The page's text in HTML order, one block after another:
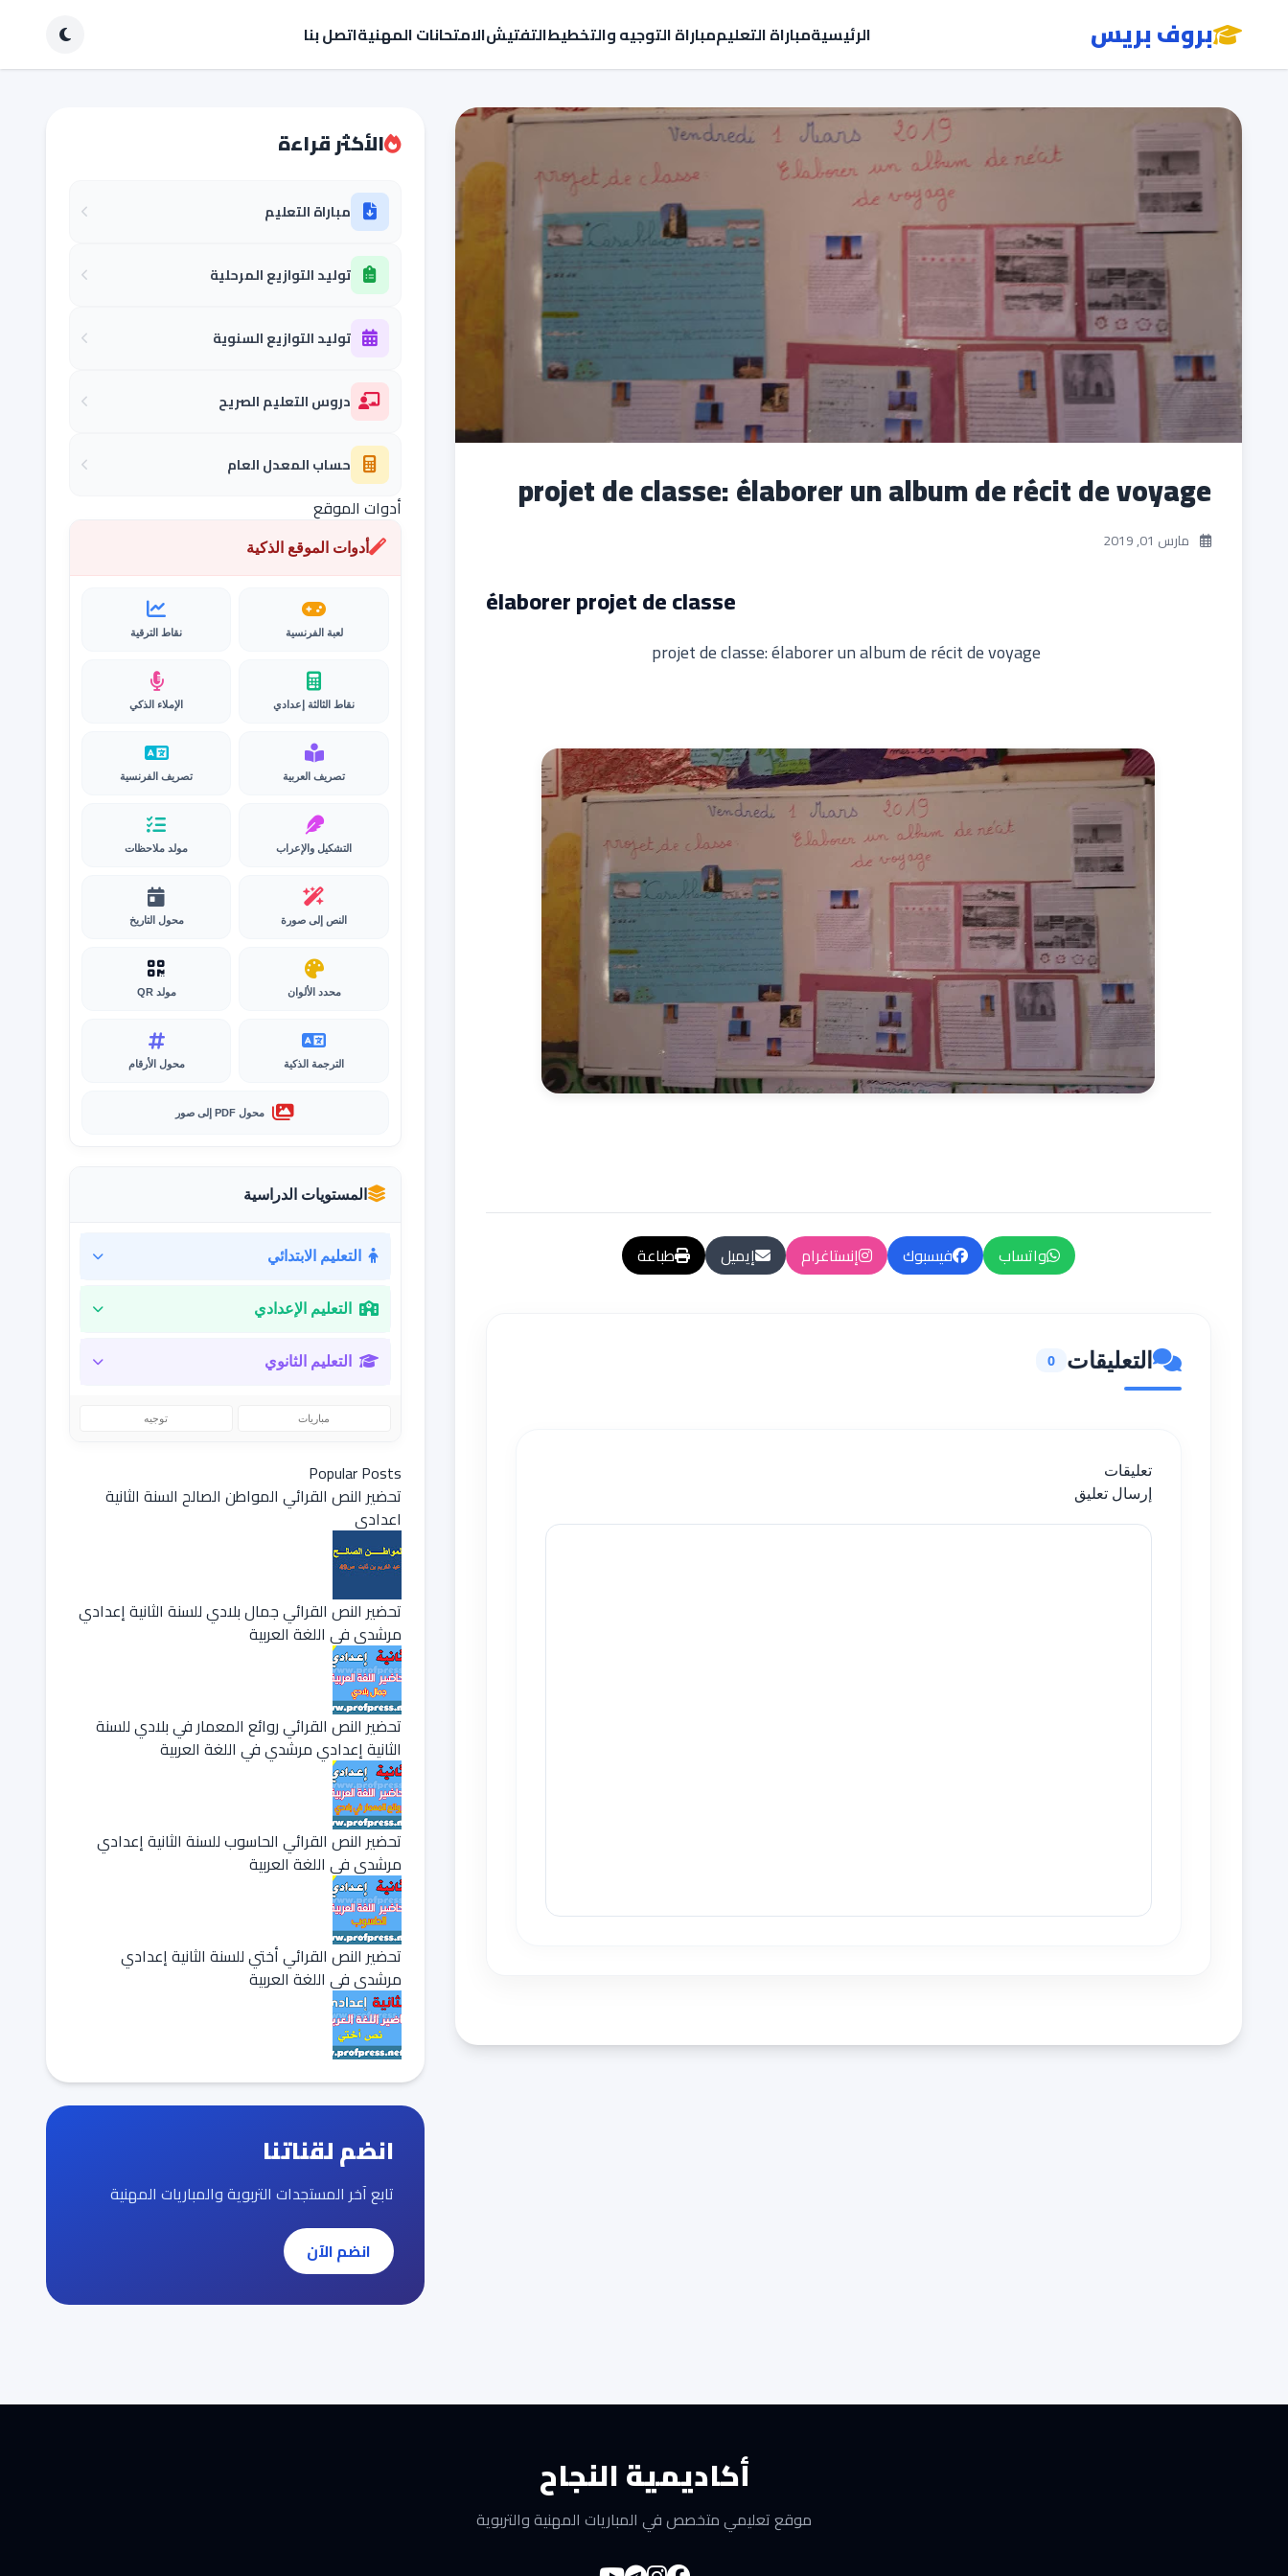
بروف بريس الرئيسيةمباراة التعليممباراة التوجيه والتخطيطالتفتيشالامتحانات المهنيةاتصل بنا
projet de classe: élaborer un album de récit de voyage
مارس 01, 2019
élaborer projet de classe
واتساب فيسبوك إنستاغرام إيميل طباعة
التعليقات 0
تعليقات
إرسال تعليق
الأكثر قراءة
مباراة التعليم
توليد التوازيع المرحلية
توليد التوازيع السنوية
دروس التعليم الصريح
حساب المعدل العام
أدوات الموقع
أدوات الموقع الذكية
لعبة الفرنسية نقاط الترقية
نقاط الثالثة إعدادي الإملاء الذكي
تصريف العربية تصريف الفرنسية
التشكيل والإعراب مولد ملاحظات
النص إلى صورة محول التاريخ
محدد الألوان مولد QR
الترجمة الذكية محول الأرقام
محول PDF إلى صور
المستويات الدراسية
التعليم الابتدائي
التعليم الإعدادي
التعليم الثانوي
مباريات توجيه
Popular Posts
تحضير النص القرائي المواطن الصالح السنة الثانية
اعدادي
تحضير النص القرائي جمال بلادي للسنة الثانية إعدادي
مرشدي في اللغة العربية
تحضير النص القرائي روائع المعمار في بلادي للسنة
الثانية إعدادي مرشدي في اللغة العربية
تحضير النص القرائي الحاسوب للسنة الثانية إعدادي
مرشدي في اللغة العربية
تحضير النص القرائي أختي للسنة الثانية إعدادي
مرشدي في اللغة العربية
انضم لقناتنا
تابع آخر المستجدات التربوية والمباريات المهنية
انضم الآن
أكاديمية النجاح
موقع تعليمي متخصص في المباريات المهنية والتربوية